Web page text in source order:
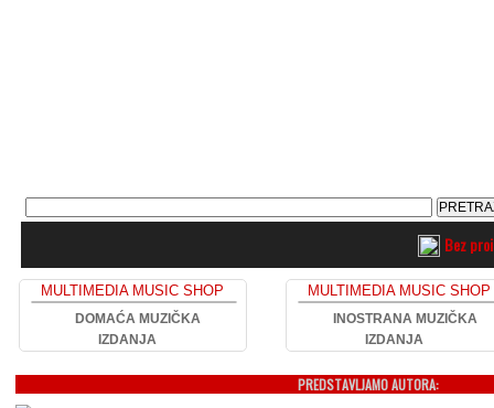
Bez
MULTIMEDIA MUSIC SHOP
DOMAĆA MUZIČKA
IZDANJA
MULTIMEDIA MUSIC SHOP
INOSTRANA MUZIČKA
IZDANJA
PREDSTAVLJAMO AUTORA: